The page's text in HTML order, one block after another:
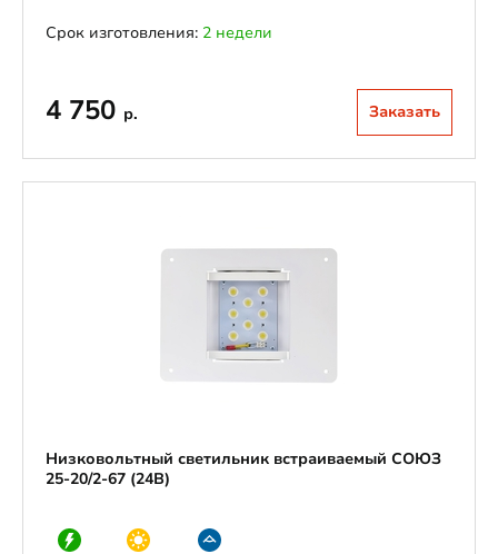
Срок изготовления: 2 недели
4 750 р. Заказать
Низковольтный светильник встраиваемый СОЮЗ
25-20/2-67 (24В)